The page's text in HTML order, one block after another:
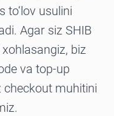
to‘lov usulini
Agar siz SHIB
biz
va top-up
muhitini